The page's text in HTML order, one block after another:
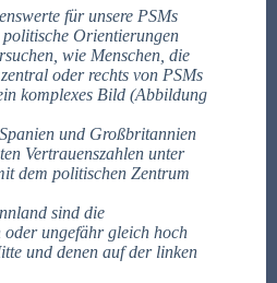
für unsere PSMs
Orientierungen
wie Menschen, die
oder rechts von PSMs
komplexes Bild (Abbildung
und Großbritannien
Vertrauenszahlen unter
dem politischen Zentrum
sind die
oder ungefähr gleich hoch
und denen auf der linken